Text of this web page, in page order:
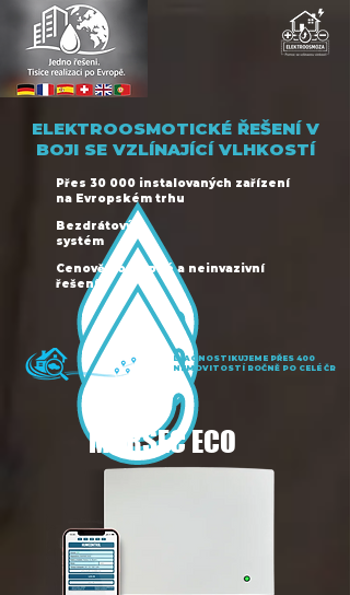
Přes 30 000 instalovaných zařízení
na Evropském trhu
ELEKTROOSMOTICKÉ ŘEŠENÍ V
BOJI SE VZLÍNAJÍCÍ VLHKOSTÍ
Bezdrátový
systém
Cenově dostupné a neinvazivní
řešení
DIAGNOSTIKUJEME PŘES 400
NEMOVITOSTÍ ROČNĚ PO CELÉ ČR
MURSEC ECO